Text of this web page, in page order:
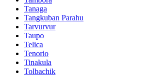
Tanaga
Tangkuban Parahu
Tarvurvur
Taupo
Telica
Tenorio
Tinakula
Tolbachik